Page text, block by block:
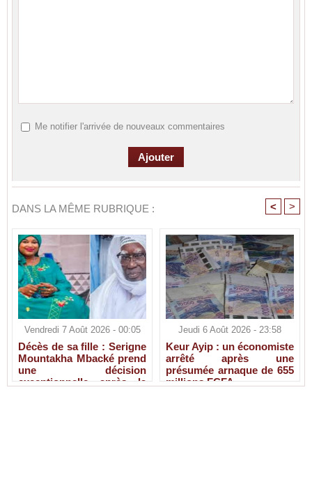
Me notifier l'arrivée de nouveaux commentaires
DANS LA MÊME RUBRIQUE : < >
Vendredi 7 Août 2026 - 00:05
Décès de sa fille : Serigne
Mountakha Mbacké prend
une décision
exceptionnelle après la
Jeudi 6 Août 2026 - 23:58
Keur Ayip : un économiste
arrêté après une
présumée arnaque de 655
millions FCFA